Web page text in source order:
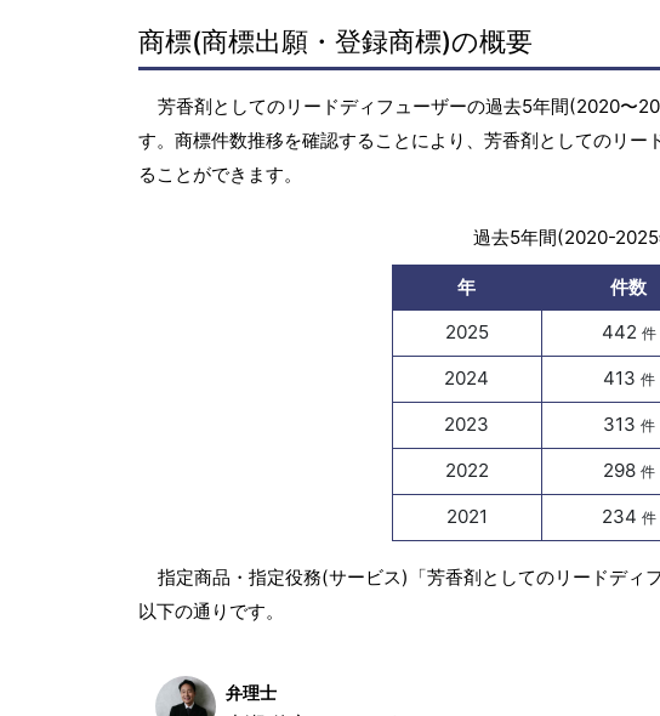
商標(商標出願・登録商標)の概要
芳香剤としてのリードディフューザーの過去5年間(2020〜
す。商標件数推移を確認することにより、芳香剤としてのリ
ることができます。
過去5年間(2020-
年 件数
2025
442 件
2024 413 件
2023 313 件
2022 298 件
2021 234 件
指定商品・指定役務(サービス)「芳香剤としてのリードデ
以下の通りです。
弁理士